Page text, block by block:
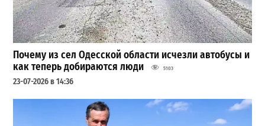
Почему из сел Одесской области исчезли автобусы и
как теперь добираются люди
5103
23-07-2026 в 14:36